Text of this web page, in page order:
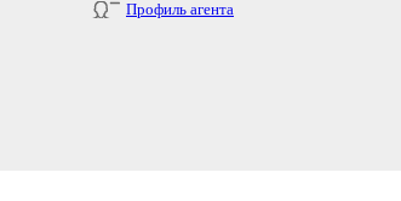
Профиль агента